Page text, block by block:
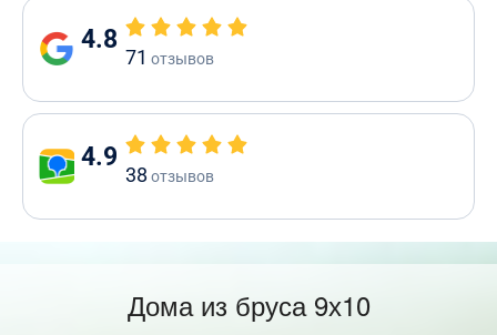
4.8
71 отзывов
4.9
38 отзывов
Дома из бруса 9х10